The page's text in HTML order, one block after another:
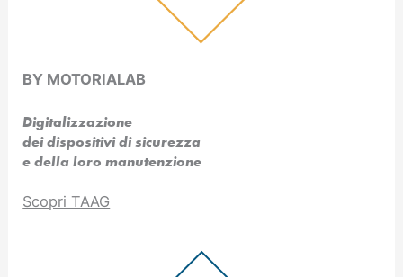
BY MOTORIALAB
Digitalizzazione
dei dispositivi di sicurezza
e della loro manutenzione
Scopri TAAG